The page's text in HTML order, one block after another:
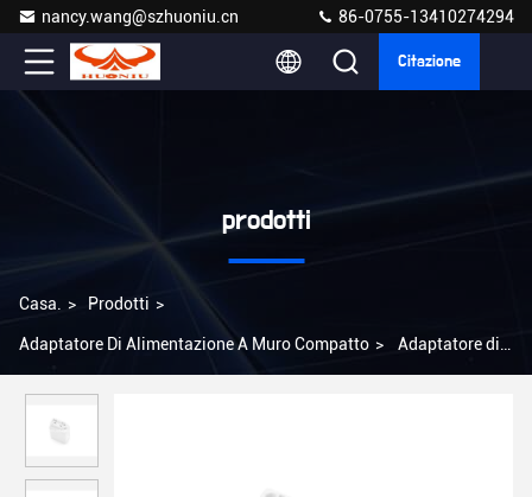
nancy.wang@szhuoniu.cn 86-0755-13410274294
Citazione
prodotti
Casa. > Prodotti >
Adaptatore Di Alimentazione A Muro Compatto > Adaptatore di
AC/DC con corrente 1A